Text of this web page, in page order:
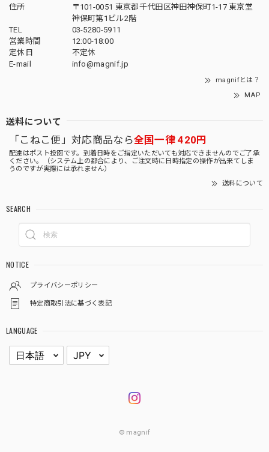
住所
〒101-0051 東京都千代田区神田神保町1-17 東京堂
神保町第1ビル2階
TEL
03-5280-5911
営業時間
12:00-18:00
定休日
不定休
E-mail
info@magnif.jp
magnifとは？
MAP
送料について
「こねこ便」対応商品なら全国一律 420円
配達はポスト投函です。到着日時をご指定いただいても対応できませんのでご了承
ください。（システム上の都合により、ご注文時に日時指定の操作が出来てしま
うのですが実際には承れません）
送料について
SEARCH
NOTICE
プライバシーポリシー
特定商取引法に基づく表記
LANGUAGE
© magnif